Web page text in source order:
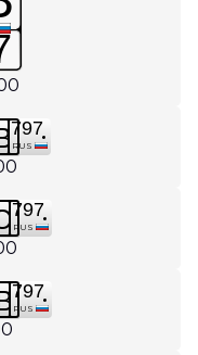
797
RUS
797
RUS
797
RUS